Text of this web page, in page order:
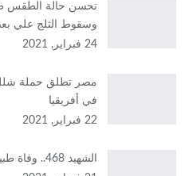
تحسن حالة الطقس
وسقوط الثلج علي
24 فبراير, 2021
في أفريقيا
22 فبراير, 2021
الشهيد 468.. وفاة طبيب أطفال بالجيزة بفيروس كورونا